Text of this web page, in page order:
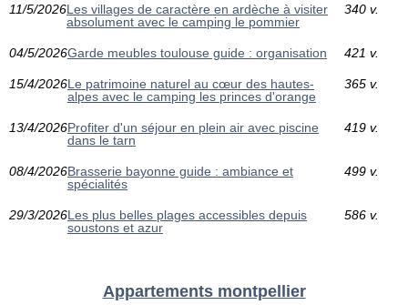
11/5/2026Les villages de caractère en ardèche à visiter
absolument avec le camping le pommier
340 v.
04/5/2026Garde meubles toulouse guide : organisation 421 v.
15/4/2026Le patrimoine naturel au cœur des hautes-
alpes avec le camping les princes d'orange
365 v.
13/4/2026Profiter d'un séjour en plein air avec piscine
dans le tarn
419 v.
08/4/2026Brasserie bayonne guide : ambiance et
spécialités
499 v.
29/3/2026Les plus belles plages accessibles depuis
soustons et azur
586 v.
Appartements montpellier